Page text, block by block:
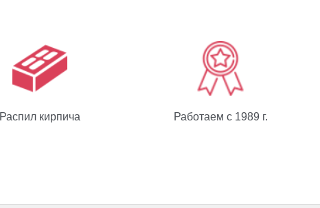
Распил кирпича Работаем с 1989 г.